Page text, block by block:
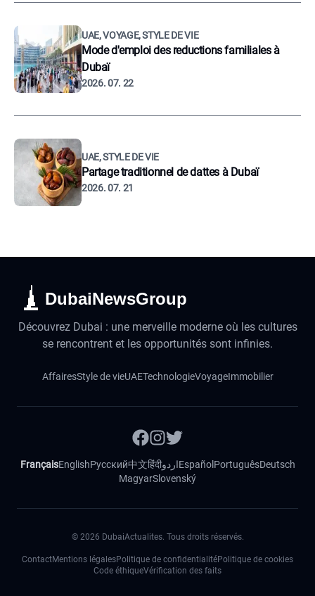
UAE, VOYAGE, STYLE DE VIE
Mode d'emploi des reductions familiales à
Dubaï
2026. 07. 22
UAE, STYLE DE VIE
Partage traditionnel de dattes à Dubaï
2026. 07. 21
DubaiNewsGroup
Découvrez Dubai : une merveille moderne où les cultures
se rencontrent et les opportunités sont infinies.
AffairesStyle de vieUAETechnologieVoyageImmobilier
FrançaisEnglishРусский中文हिंदीاردوEspañol PortuguêsDeutsch
MagyarSlovenský
© 2026 DubaiActualites. Tous droits réservés.
ContactMentions légalesPolitique de confidentialitéPolitique de cookies
Code éthiqueVérification des faits